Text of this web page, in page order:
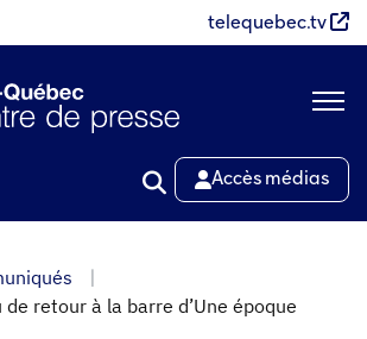
telequebec.tv
Accès médias
retour à la barre d’Une époque